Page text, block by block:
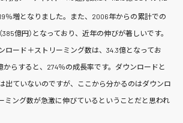
％増となりました。また、2006年からの累計での
385億円）となっており、近年の伸びが著しいです。
ロード＋ストリーミング数は、34.3億となってお
からすると、274％の成長率です。ダウンロードと
出ていないのですが、ここから分かるのはダウンロ
ミング数が急激に伸びているということだと思われ